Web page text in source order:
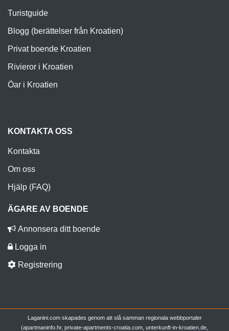
Turistguide
Blogg (berättelser från Kroatien)
Privat boende Kroatien
Rivieror i Kroatien
Öar i Kroatien
KONTAKTA OSS
Kontakta
Om oss
Hjälp (FAQ)
ÄGARE AV BOENDE
Annonsera ditt boende
Logga in
Registrering
Laganini.com skapades genom att slå samman regionala webbportaler
(apartmaninfo.hr, private-apartments-croatia.com, unterkunft-in-kroatien.de,